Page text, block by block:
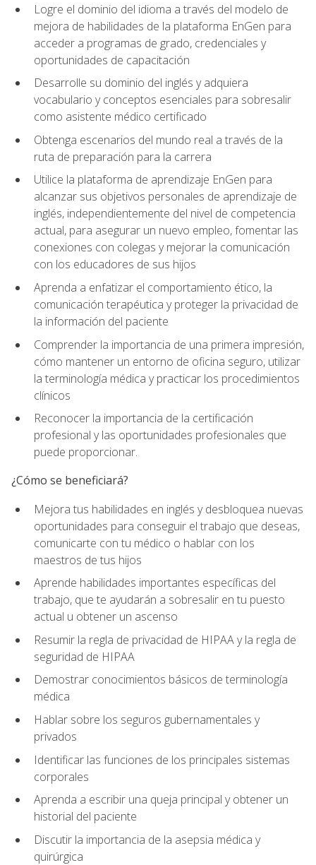
Logre el dominio del idioma a través del modelo de
mejora de habilidades de la plataforma EnGen para
acceder a programas de grado, credenciales y
oportunidades de capacitación
Desarrolle su dominio del inglés y adquiera
vocabulario y conceptos esenciales para sobresalir
como asistente médico certificado
Obtenga escenarios del mundo real a través de la
ruta de preparación para la carrera
Utilice la plataforma de aprendizaje EnGen para
alcanzar sus objetivos personales de aprendizaje de
inglés, independientemente del nivel de competencia
actual, para asegurar un nuevo empleo, fomentar las
conexiones con colegas y mejorar la comunicación
con los educadores de sus hijos
Aprenda a enfatizar el comportamiento ético, la
comunicación terapéutica y proteger la privacidad de
la información del paciente
Comprender la importancia de una primera impresión,
cómo mantener un entorno de oficina seguro, utilizar
la terminología médica y practicar los procedimientos
clínicos
Reconocer la importancia de la certificación
profesional y las oportunidades profesionales que
puede proporcionar.
¿Cómo se beneficiará?
Mejora tus habilidades en inglés y desbloquea nuevas
oportunidades para conseguir el trabajo que deseas,
comunicarte con tu médico o hablar con los
maestros de tus hijos
Aprende habilidades importantes específicas del
trabajo, que te ayudarán a sobresalir en tu puesto
actual u obtener un ascenso
Resumir la regla de privacidad de HIPAA y la regla de
seguridad de HIPAA
Demostrar conocimientos básicos de terminología
médica
Hablar sobre los seguros gubernamentales y
privados
Identificar las funciones de los principales sistemas
corporales
Aprenda a escribir una queja principal y obtener un
historial del paciente
Discutir la importancia de la asepsia médica y
quirúrgica